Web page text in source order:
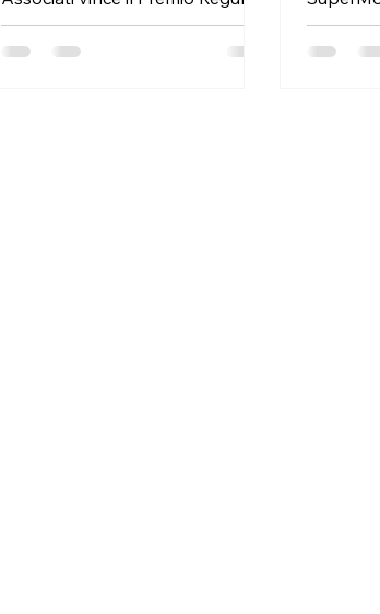
2025 - 100 progetti,
riconoscimento nazionale
la